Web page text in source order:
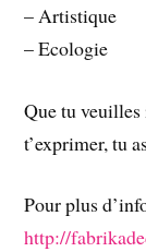
– Artistique
– Ecologie
Que tu
t’exprimer, tu
Pour plus
http://